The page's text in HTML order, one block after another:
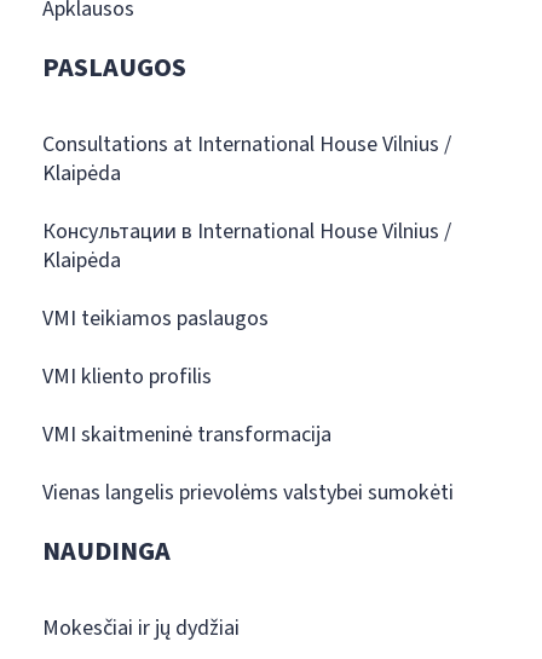
Apklausos
PASLAUGOS
Consultations at International House Vilnius /
Klaipėda
Консультации в International House Vilnius /
Klaipėda
VMI teikiamos paslaugos
VMI kliento profilis
VMI skaitmeninė transformacija
Vienas langelis prievolėms valstybei sumokėti
NAUDINGA
Mokesčiai ir jų dydžiai